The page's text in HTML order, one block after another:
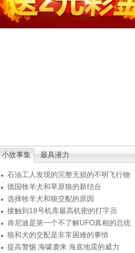
小故事集 最具潜力
石油工人发现的完整无损的不明飞行物
德国牧羊犬和草原狼的新结合
选择牧羊犬和狼交配的原因
接触到18号机库最高机密的打字员
肯尼迪是第一个不了解UFO真相的总统
狼和犬的交配是非常困难的事情
提高警惕 海啸袭来 海底地震的威力